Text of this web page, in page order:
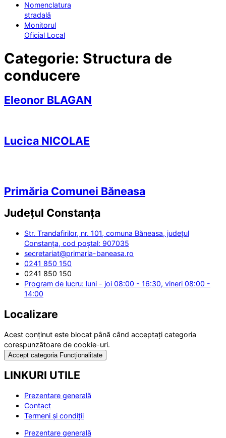
Nomenclatura
stradală
Monitorul
Oficial Local
Categorie: Structura de
conducere
Eleonor BLAGAN
Lucica NICOLAE
Primăria Comunei Băneasa
Județul Constanța
Str. Trandafirilor, nr. 101, comuna Băneasa, județul
Constanța, cod poștal: 907035
secretariat@primaria-baneasa.ro
0241 850 150
0241 850 150
Program de lucru: luni - joi 08:00 - 16:30, vineri 08:00 -
14:00
Localizare
Acest conținut este blocat până când acceptați categoria
corespunzătoare de cookie-uri.
Accept categoria Funcționalitate
LINKURI UTILE
Prezentare generală
Contact
Termeni și condiții
Prezentare generală